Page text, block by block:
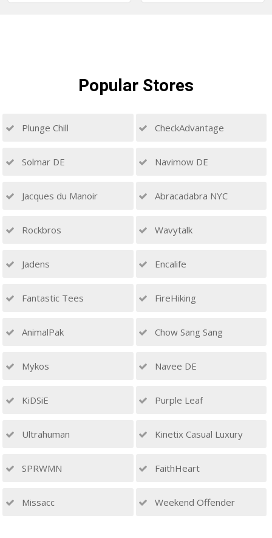
Popular Stores
Plunge Chill CheckAdvantage
Solmar DE Navimow DE
Jacques du Manoir Abracadabra NYC
Rockbros Wavytalk
Jadens Encalife
Fantastic Tees FireHiking
AnimalPak Chow Sang Sang
Mykos Navee DE
KiDSiE Purple Leaf
Ultrahuman Kinetix Casual Luxury
SPRWMN FaithHeart
Missacc Weekend Offender